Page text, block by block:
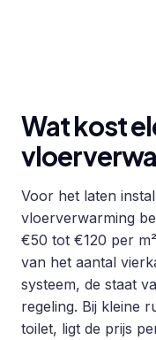
Wat kost
Voor het laten
vloerverwarming
€50 tot €120 per
van het aantal
systeem, de staat
regeling. Bij kleine
toilet, ligt de prijs